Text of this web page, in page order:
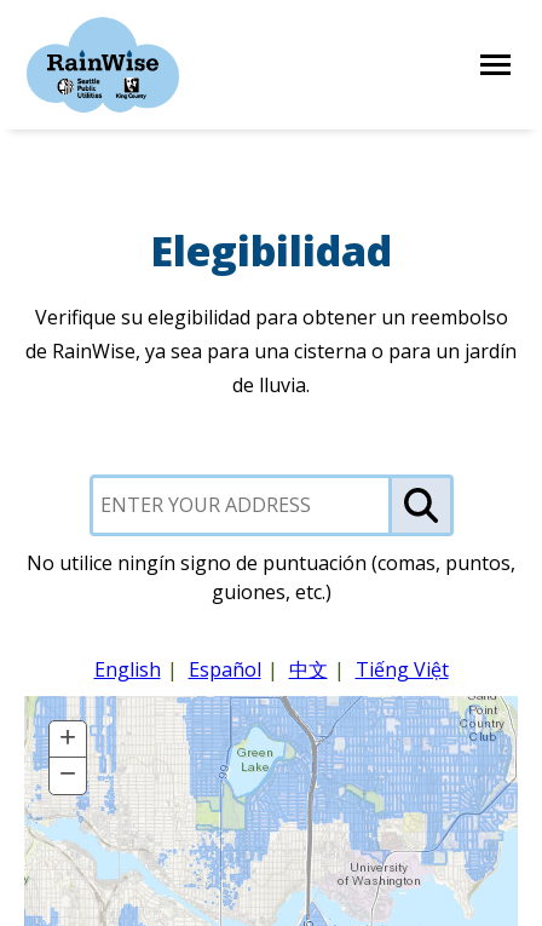
content
FIND A CONTRACTOR
RESOURCES
RAINWISE FAQ
RAINWISE MAINTENANCE
LIBRARY
OTHER PROGRAMS
Search
for:
Elegibilidad
Verifique su elegibilidad para obtener un reembolso
de RainWise, ya sea para una cisterna o para un jardín
de lluvia.
No utilice ningín signo de puntuación (comas, puntos,
guiones, etc.)
English Español 中文 Tiếng Việt
+ Zoom
In
− Zoom
Out